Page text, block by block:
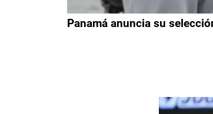
Panamá anuncia su